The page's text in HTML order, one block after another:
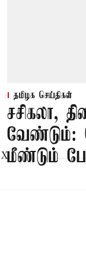
தமிழக செய்திகள்
சசிகலா,
வேண்டும்:
மீண்டும்
X